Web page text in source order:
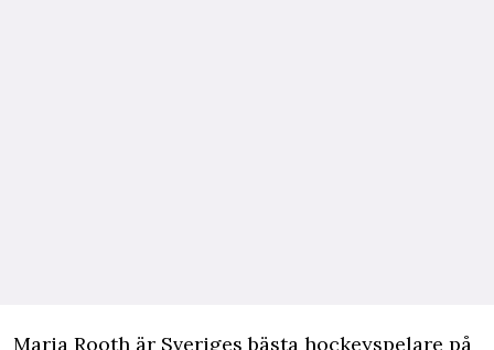
Maria Rooth är Sveriges bästa hockeyspelare på